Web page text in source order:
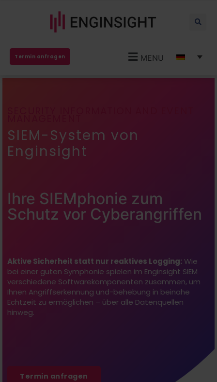
Termin anfragen MENU
SIEM-System von
Enginsight
Ihre SIEMphonie zum
Schutz vor Cyberangriffen
Aktive Sicherheit statt nur reaktives Logging:Wie
bei einer guten Symphonie spielen im Enginsight SIEM
verschiedene Softwarekomponenten zusammen, um
Ihnen Angriffserkennung und-behebung in beinahe
Echtzeit zu ermöglichen – über alle Datenquellen
hinweg.
Termin anfragen